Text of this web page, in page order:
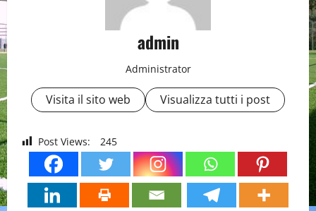
admin
Administrator
Visita il sito web Visualizza tutti i post
Post Views: 245